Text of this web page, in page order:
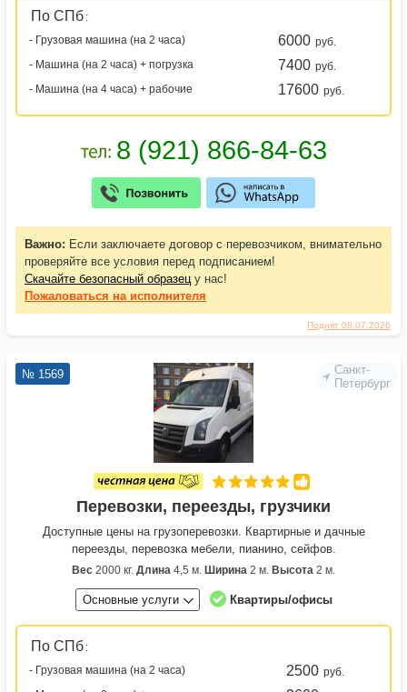
Поднят 08.07.2026
По СПб :
- Грузовая машина (на 2 часа)
6000 руб.
- Машина (на 2 часа) + погрузка
7400 руб.
- Машина (на 4 часа) + рабочие
17600 руб.
Важно: Если заключаете договор с перевозчиком, внимательно
проверяйте все условия перед подписанием!
Скачайте безопасный образец у нас!
Пожаловаться на исполнителя
Санкт-
Петербург
№ 1569
Перевозки, переезды, грузчики
Доступные цены на грузоперевозки. Квартирные и дачные
переезды, перевозка мебели, пианино, сейфов.
Вес 2000 кг. Длина 4,5 м. Ширина 2 м. Высота 2 м.
Основные услуги Квартиры/офисы
По СПб :
- Грузовая машина (на 2 часа)
2500 руб.